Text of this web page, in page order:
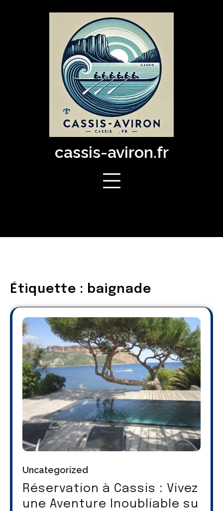
cassis-aviron.fr
Étiquette : baignade
Uncategorized
Réservation à Cassis : Vivez
une Aventure Inoubliable su